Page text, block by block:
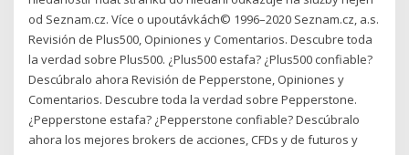
od Seznam.cz. Více o upoutávkách© 1996–2020 Seznam.cz, a.s.
Revisión de Plus500, Opiniones y Comentarios. Descubre toda
la verdad sobre Plus500. ¿Plus500 estafa? ¿Plus500 confiable?
Descúbralo ahora Revisión de Pepperstone, Opiniones y
Comentarios. Descubre toda la verdad sobre Pepperstone.
¿Pepperstone estafa? ¿Pepperstone confiable? Descúbralo
ahora los mejores brokers de acciones, CFDs y de futuros y